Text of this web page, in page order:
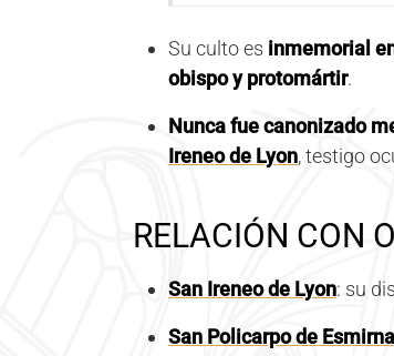
Su culto es inmemorial
obispo y protomártir.
Nunca fue canonizado
Ireneo de Lyon, testigo
RELACIÓN CON
San Ireneo de Lyon: su
San Policarpo de Esmirna